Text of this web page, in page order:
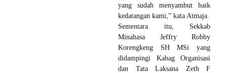
yang sudah menyambut baik
kedatangan kami,” kata Atmaja.
Sementara itu, Sekkab
Minahasa Jeffry Robby
Korengkeng SH MSi yang
didampingi Kabag Organisasi
dan Tata Laksana Zeth F